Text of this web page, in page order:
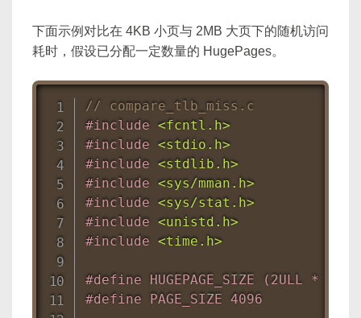
下面示例对比在 4KB 小页与 2MB 大页下的随机访问
耗时，假设已分配一定数量的 HugePages。
// compare_tlb_miss.c
#include <fcntl.h>
#include <stdio.h>
#include <stdlib.h>
#include <sys/mman.h>
#include <sys/stat.h>
#include <unistd.h>
#include <time.h>
#define HUGEPAGE_SIZE (2ULL *
#define PAGE_SIZE